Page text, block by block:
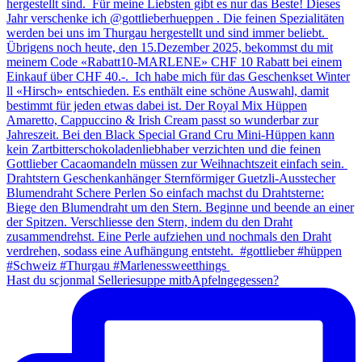
Hast du scjonmal Selleriesuppe mitbApfelngegessen?